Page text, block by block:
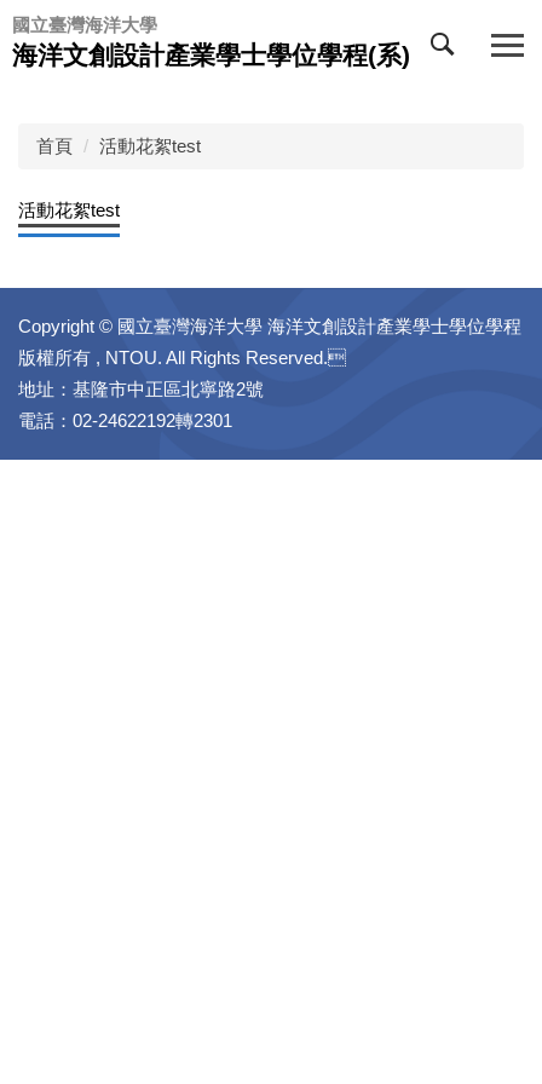
跳
到
主
國立臺灣海洋大學
海洋文創設計產業學士學位學程(系)
首頁 活動花絮test
活動花絮test
Copyright © 國立臺灣海洋大學 海洋文創設計產業學士學位學程
版權所有 , NTOU. All Rights Reserved.
地址：基隆市中正區北寧路2號
電話：02-24622192轉2301